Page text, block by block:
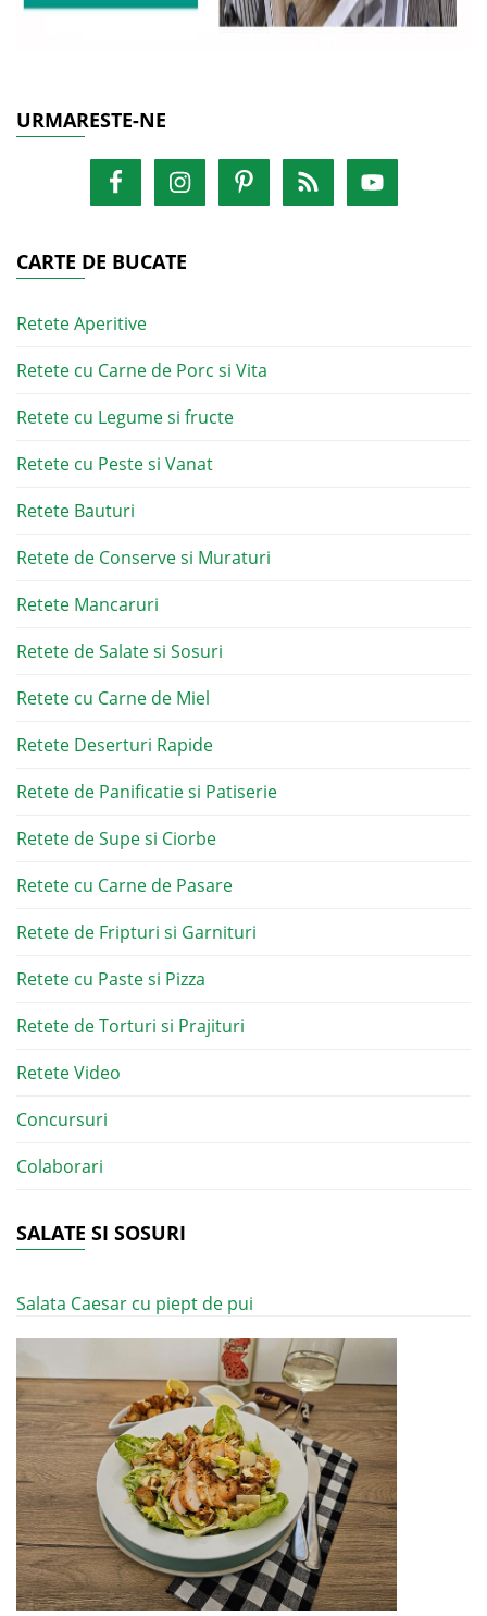
URMARESTE-NE
CARTE DE BUCATE
Retete Aperitive
Retete cu Carne de Porc si Vita
Retete cu Legume si fructe
Retete cu Peste si Vanat
Retete Bauturi
Retete de Conserve si Muraturi
Retete Mancaruri
Retete de Salate si Sosuri
Retete cu Carne de Miel
Retete Deserturi Rapide
Retete de Panificatie si Patiserie
Retete de Supe si Ciorbe
Retete cu Carne de Pasare
Retete de Fripturi si Garnituri
Retete cu Paste si Pizza
Retete de Torturi si Prajituri
Retete Video
Concursuri
Colaborari
SALATE SI SOSURI
Salata Caesar cu piept de pui